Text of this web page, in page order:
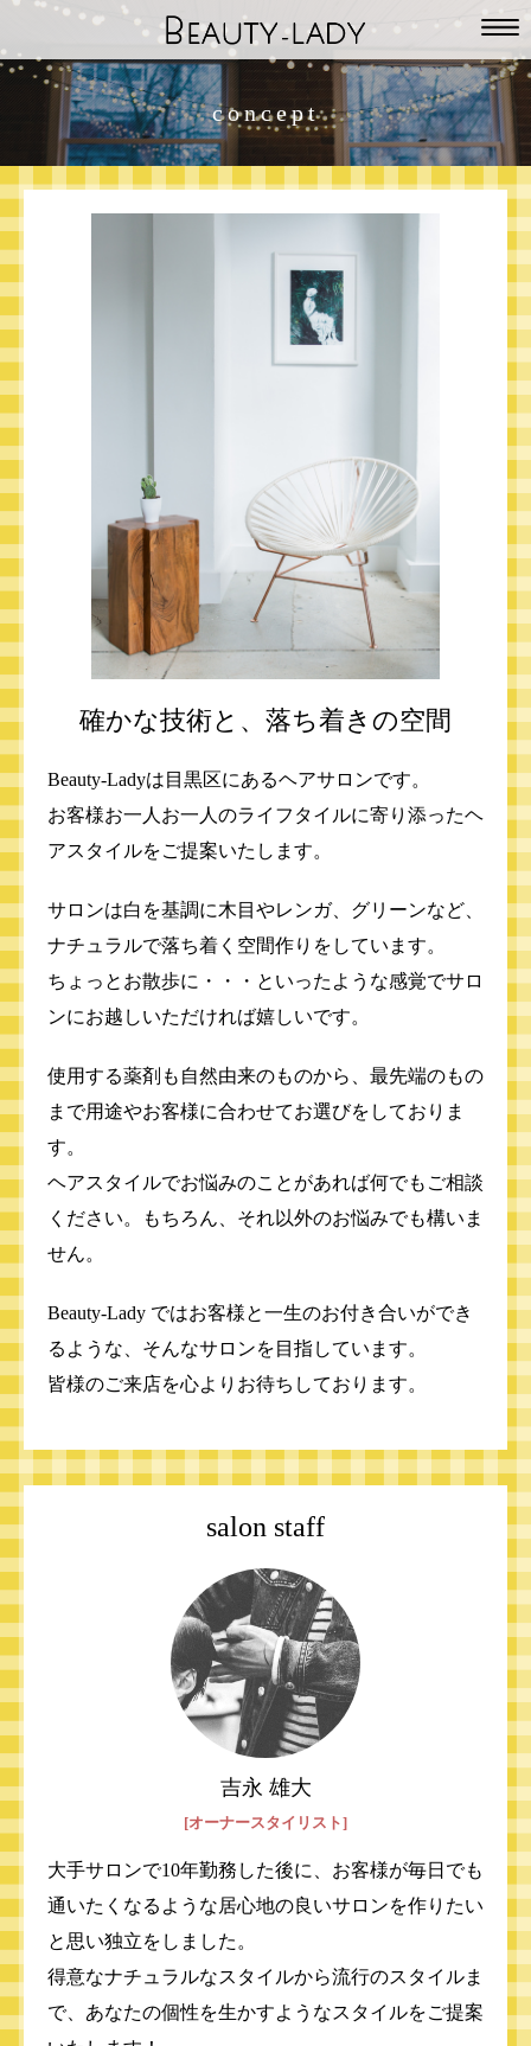
concept
確かな技術と、落ち着きの空間
Beauty-Ladyは目黒区にあるヘアサロンです。
お客様お一人お一人のライフタイルに寄り添ったヘ
アスタイルをご提案いたします。
サロンは白を基調に木目やレンガ、グリーンなど、
ナチュラルで落ち着く空間作りをしています。
ちょっとお散歩に・・・といったような感覚でサロ
ンにお越しいただければ嬉しいです。
使用する薬剤も自然由来のものから、最先端のもの
まで用途やお客様に合わせてお選びをしておりま
す。
ヘアスタイルでお悩みのことがあれば何でもご相談
ください。もちろん、それ以外のお悩みでも構いま
せん。
Beauty-Lady ではお客様と一生のお付き合いができ
るような、そんなサロンを目指しています。
皆様のご来店を心よりお待ちしております。
salon staff
吉永 雄大
[オーナースタイリスト]
大手サロンで10年勤務した後に、お客様が毎日でも
通いたくなるような居心地の良いサロンを作りたい
と思い独立をしました。
得意なナチュラルなスタイルから流行のスタイルま
で、あなたの個性を生かすようなスタイルをご提案